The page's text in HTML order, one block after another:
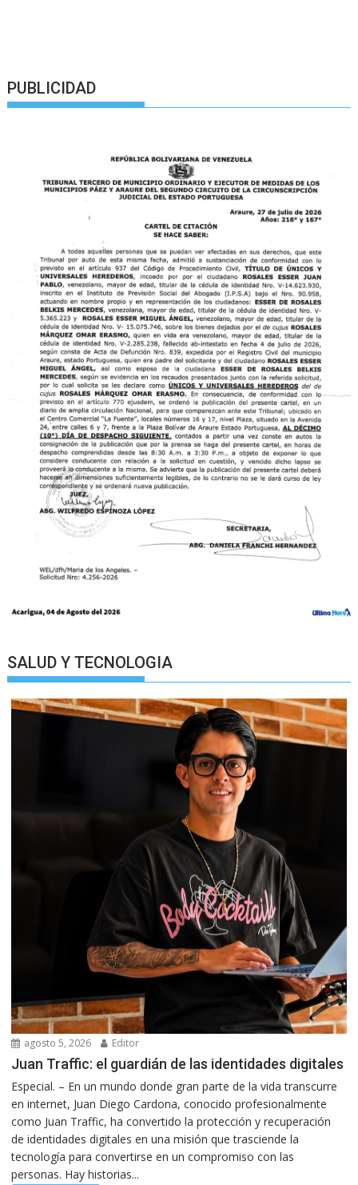
PUBLICIDAD
SALUD Y TECNOLOGIA
agosto 5, 2026 Editor
Juan Traffic: el guardián de las identidades digitales
Especial. – En un mundo donde gran parte de la vida transcurre
en internet, Juan Diego Cardona, conocido profesionalmente
como Juan Traffic, ha convertido la protección y recuperación
de identidades digitales en una misión que trasciende la
tecnología para convertirse en un compromiso con las
personas. Hay historias...